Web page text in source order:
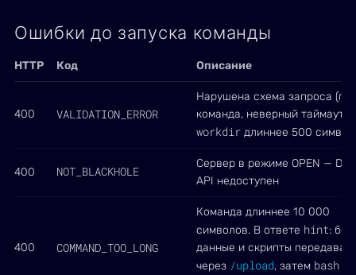
Ошибки до запуска команды
HTTP Код Описание
400 VALIDATION_ERROR
Нарушена схема запроса
команда, неверный таймаут,
workdir длиннее 500
400 NOT_BLACKHOLE
Сервер в режиме OPEN —
API недоступен
400 COMMAND_TOO_LONG
Команда длиннее 10 000
символов. В ответе hint:
данные и скрипты
через /upload, затем bash /